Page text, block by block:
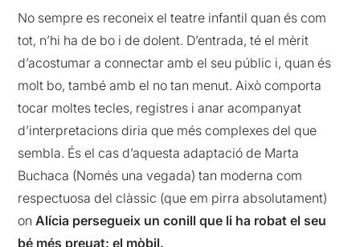
No sempre es reconeix el teatre infantil quan és com
tot, n’hi ha de bo i de dolent. D’entrada, té el mèrit
d’acostumar a connectar amb el seu públic i, quan és
molt bo, també amb el no tan menut. Això comporta
tocar moltes tecles, registres i anar acompanyat
d’interpretacions diria que més complexes del que
sembla. És el cas d’aquesta adaptació de Marta
Buchaca (Només una vegada) tan moderna com
respectuosa del clàssic (que em pirra absolutament)
onAlícia persegueix un conill que li ha robat el seu
bé més preuat: el mòbil.